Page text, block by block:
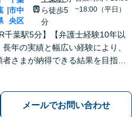
|市中
央区
ら徒歩5
分
~18:00（平日）
千葉駅5分】【弁護士経験10年以
長年の実績と幅広い経験により、
者さまが納得できる結果を目指し
オーナーの方からの案件を解決し
績多数【初回相談無料】
メールでお問い合わせ